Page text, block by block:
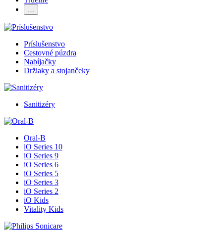
…
Príslušenstvo
Cestovné púzdra
Nabíjačky
Držiaky a stojančeky
Sanitizéry
Oral-B
iO Series 10
iO Series 9
iO Series 6
iO Series 5
iO Series 3
iO Series 2
iO Kids
Vitality Kids